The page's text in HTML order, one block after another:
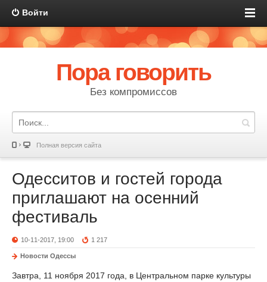
Войти
Пора говорить
Без компромиссов
Полная версия сайта
Одесситов и гостей города
приглашают на осенний
фестиваль
10-11-2017, 19:00 1 217
Новости Одессы
Завтра, 11 ноября 2017 года, в Центральном парке культуры